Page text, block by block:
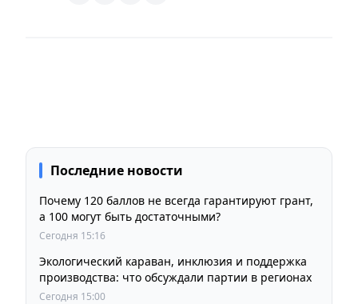
Последние новости
Почему 120 баллов не всегда гарантируют грант,
а 100 могут быть достаточными?
Сегодня 15:16
Экологический караван, инклюзия и поддержка
производства: что обсуждали партии в регионах
Сегодня 15:00